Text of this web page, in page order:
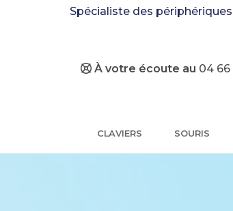
Spécialiste des
À votre écoute au 04 66
CLAVIERS SOURIS